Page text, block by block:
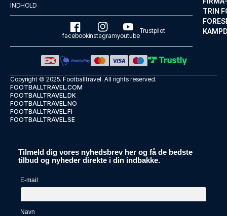
TRIN
Hotel Sevilla Center
Fra Hotel Sevilla Center, som ...
LÆS MERE OM HOTELLET
INDHOLD
facebookinstagramyoutube
Trustpilot
Copyright © 2025. Footballtravel. All rights reserved.
FOOTBALLTRAVEL.COM
FOOTBALLTRAVEL.DK
FOOTBALLTRAVEL.NO
FOOTBALLTRAVEL.FI
FOOTBALLTRAVEL.SE
Tilmeld dig vores nyhedsbrev her og få de bedste
tilbud og nyheder direkte i din indbakke.
E-mail
Navn